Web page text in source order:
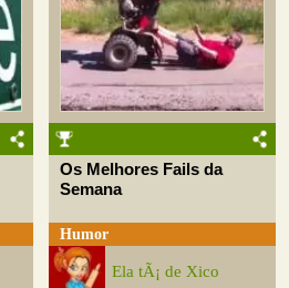
Os Melhores Fails da
Semana
Humor
Ela tÃ¡ de Xico